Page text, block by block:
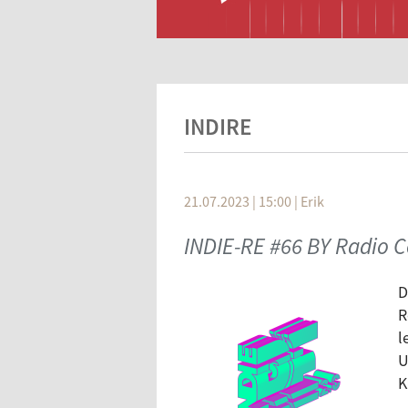
INDIRE
21.07.2023 | 15:00 | Erik
INDIE-RE #66 BY Radio